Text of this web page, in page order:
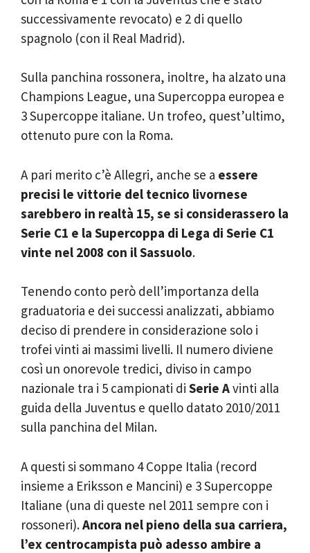
successivamente revocato) e 2 di quello
spagnolo (con il Real Madrid).
Sulla panchina rossonera, inoltre, ha alzato una
Champions League, una Supercoppa europea e
3 Supercoppe italiane. Un trofeo, quest’ultimo,
ottenuto pure con la Roma.
A pari merito c’è Allegri, anche se a essere
precisi le vittorie del tecnico livornese
sarebbero in realtà 15, se si considerassero la
Serie C1 e la Supercoppa di Lega di Serie C1
vinte nel 2008 con il Sassuolo.
Tenendo conto però dell’importanza della
graduatoria e dei successi analizzati, abbiamo
deciso di prendere in considerazione solo i
trofei vinti ai massimi livelli. Il numero diviene
così un onorevole tredici, diviso in campo
nazionale tra i 5 campionati di Serie Avinti alla
guida della Juventus e quello datato 2010/2011
sulla panchina del Milan.
A questi si sommano 4 Coppe Italia (record
insieme a Eriksson e Mancini) e 3 Supercoppe
Italiane (una di queste nel 2011 sempre con i
rossoneri).Ancora nel pieno della sua carriera,
l’ex centrocampista può adesso ambire a